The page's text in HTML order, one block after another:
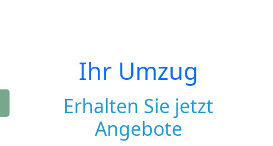
Ihr Umzug
Erhalten Sie jetzt
Angebote